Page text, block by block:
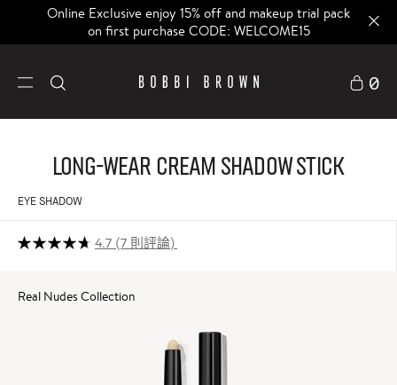
Online Exclusive enjoy 15% off and makeup trial pack
on first purchase CODE: WELCOME15
0
Long-Wear Cream Shadow Stick
EYE SHADOW
4.7 7 則評論
Real Nudes Collection